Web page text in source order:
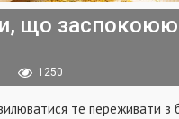
що
1250
те переживати з